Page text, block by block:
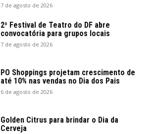
7 de agosto de 2026
2º Festival de Teatro do DF abre
convocatória para grupos locais
7 de agosto de 2026
PO Shoppings projetam crescimento de
até 10% nas vendas no Dia dos Pais
6 de agosto de 2026
Golden Citrus para brindar o Dia da
Cerveja